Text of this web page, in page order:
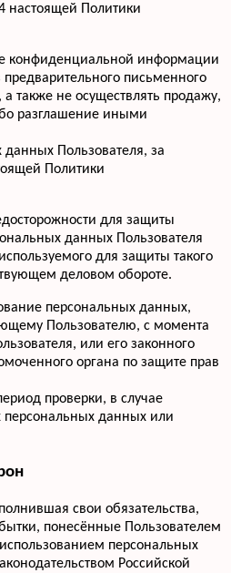
настоящей Политики
конфиденциальной информации
предварительного письменного
также не осуществлять продажу,
разглашение иными
Пользователя, за
Политики
для защиты
данных Пользователя
для защиты такого
деловом обороте.
персональных данных,
Пользователю, с момента
или его законного
органа по защите прав
проверки, в случае
данных или
свои обязательства,
понесённые Пользователем
персональных
Российской